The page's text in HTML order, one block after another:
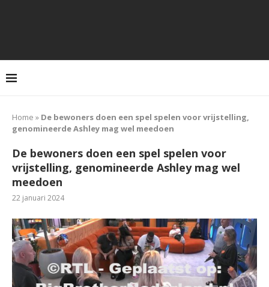
Home » De bewoners doen een spel spelen voor vrijstelling,
genomineerde Ashley mag wel meedoen
De bewoners doen een spel spelen voor
vrijstelling, genomineerde Ashley mag wel
meedoen
22 januari 2024